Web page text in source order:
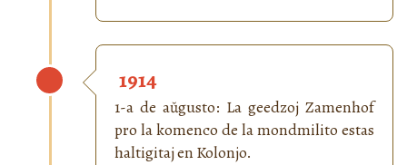
1914
1-a de aŭgusto: La geedzoj Zamenhof
pro la komenco de la mondmilito estas
haltigitaj en Kolonjo.